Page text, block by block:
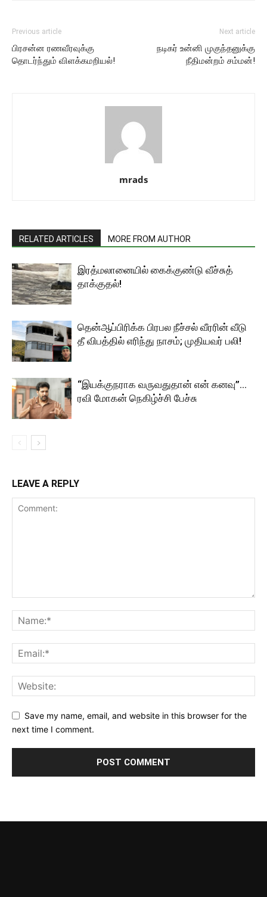
Previous article
பிரசன்ன ரணவீரவுக்கு
தொடர்ந்தும் விளக்கமறியல்!
Next article
நடிகர் உன்னி முகுந்தனுக்கு
நீதிமன்றம் சம்மன்!
mrads
RELATED ARTICLES MORE FROM AUTHOR
இரத்மலானையில் கைக்குண்டு வீச்சுத்
தாக்குதல்!
தென்ஆப்பிரிக்க பிரபல நீச்சல் வீரரின் வீடு
தீ விபத்தில் எரிந்து நாசம்; முதியவர் பலி!
“இயக்குநராக வருவதுதான் என் கனவு”…
ரவி மோகன் நெகிழ்ச்சி பேச்சு
LEAVE A REPLY
Save my name, email, and website in this browser for the
next time I comment.